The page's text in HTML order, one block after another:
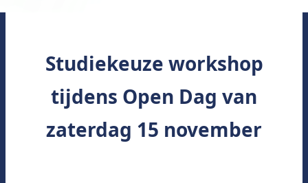
Studiekeuze workshop
tijdens Open Dag van
zaterdag 15 november